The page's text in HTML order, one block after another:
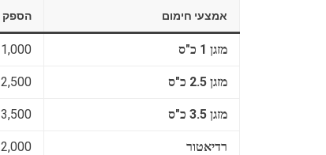
אמצעי חימום הספק
מזגן 1 כ"ס 1,000
מזגן 2.5 כ"ס 2,500
מזגן 3.5 כ"ס 3,500
רדיאטור 2,000–2,500